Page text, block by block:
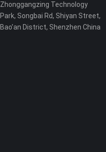
Zhonggangzing Technology
Park, Songbai Rd, Shiyan Street,
Bao’an District, Shenzhen China